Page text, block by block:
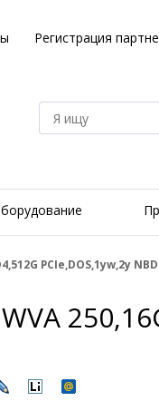
Регистрация
PCIe,DOS,1yw,2y